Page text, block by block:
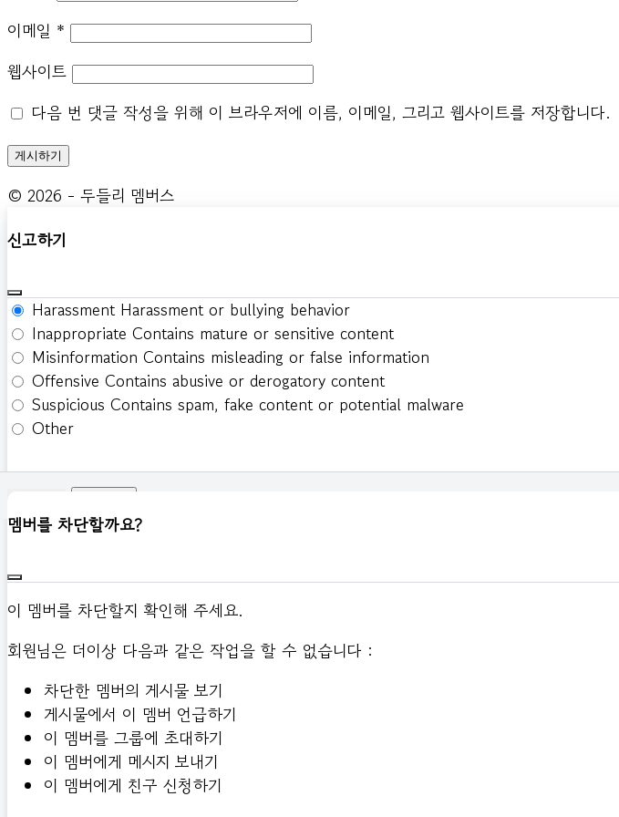
이메일 *
웹사이트
다음 번 댓글 작성을 위해 이 브라우저에 이름, 이메일, 그리고 웹사이트를 저장합니다.
© 2026 - 두들리 멤버스
신고하기
Harassment Harassment or bullying behavior
Inappropriate Contains mature or sensitive content
Misinformation Contains misleading or false information
Offensive Contains abusive or derogatory content
Suspicious Contains spam, fake content or potential malware
Other
멤버를 차단할까요?
이 멤버를 차단할지 확인해 주세요.
회원님은 더이상 다음과 같은 작업을 할 수 없습니다 :
차단한 멤버의 게시물 보기
게시물에서 이 멤버 언급하기
이 멤버를 그룹에 초대하기
이 멤버에게 메시지 보내기
이 멤버에게 친구 신청하기